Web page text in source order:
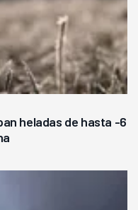
heladas de hasta -6